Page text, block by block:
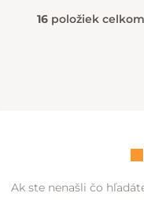
16položiek celkom
Ak ste nenašli čo